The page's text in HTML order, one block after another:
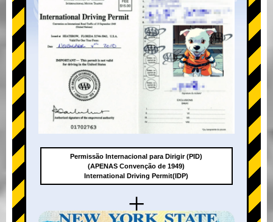
+
Permissão Internacional para Dirigir (PID)
(APENAS Convenção de 1949)
International Driving Permit(IDP)